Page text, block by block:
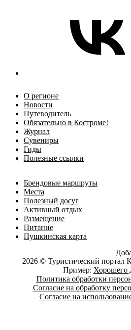
О регионе
Новости
Путеводитель
Обязательно в Костроме!
Журнал
Сувениры
Гиды
Полезные ссылки
Брендовые маршруты
Места
Полезный досуг
Активный отдых
Размещение
Питание
Пушкинская карта
2026 © Туристический портал
Пример: Хорошего
Политика обработки
Согласие на обработку
Согласие на